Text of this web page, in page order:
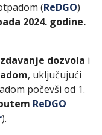
(ReDGO)
2024. godine.
dozvola i
, uključujući
počevši od 1.
ReDGO
).